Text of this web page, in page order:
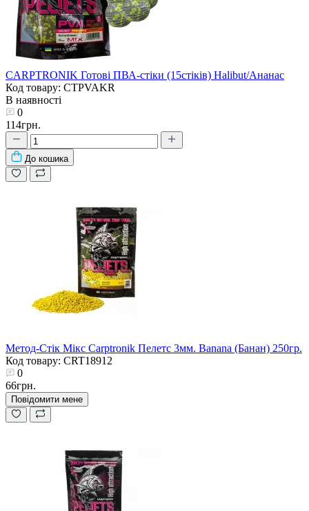
CARPTRONIK Готові ПВА-стіки (15стіків) Halibut/Ананас
Код товару: CTPVAKR
В наявності
0
114грн.
До кошика
Метод-Стік Мікс Carptronik Пелетс 3мм. Banana (Банан) 250гр.
Код товару: CRT18912
0
66грн.
Повідомити мене